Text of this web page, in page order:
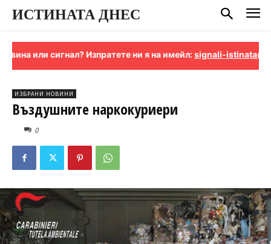
ИСТИНАТА ДНЕС
Изпратете ни я на имейл:signali-istinata@proton.me
ИЗБРАНИ НОВИНИ
Въздушните наркокуриери
0